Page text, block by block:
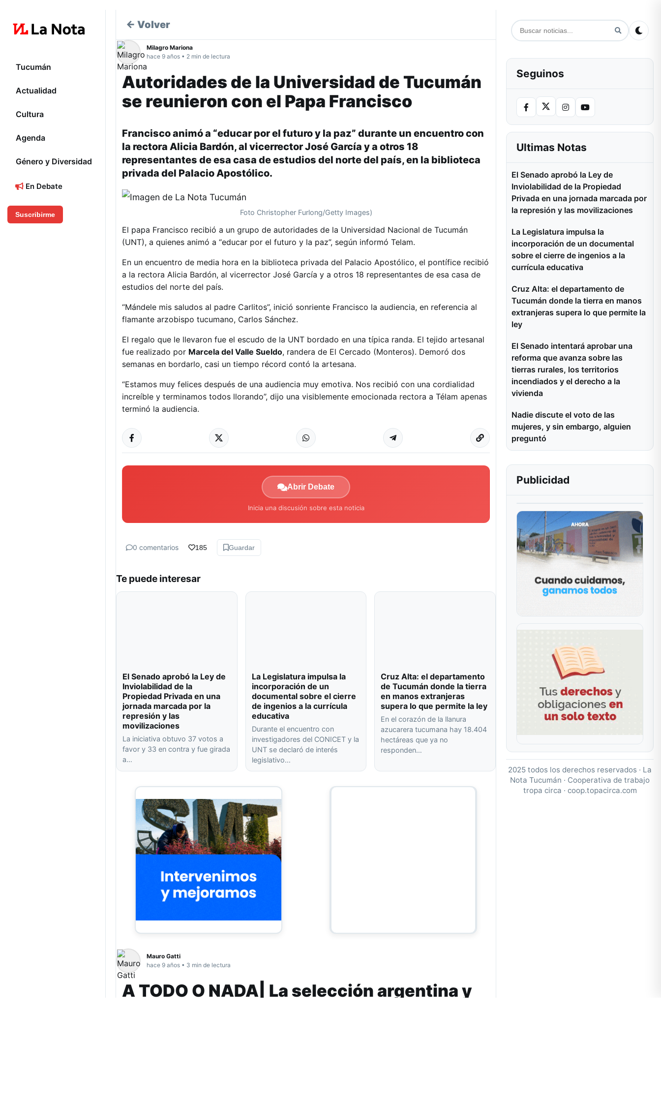
Tucumán
Actualidad
Cultura
Agenda
Género y Diversidad
En Debate
Suscribirme
← Volver
Milagro Mariona
hace 9 años • 2 min de lectura
Autoridades de la Universidad de Tucumán
se reunieron con el Papa Francisco
Francisco animó a “educar por el futuro y la paz” durante un encuentro con
la rectora Alicia Bardón, al vicerrector José García y a otros 18
representantes de esa casa de estudios del norte del país, en la biblioteca
privada del Palacio Apostólico.
Foto Christopher Furlong/Getty Images)
El papa Francisco recibió a un grupo de autoridades de la Universidad Nacional de Tucumán
(UNT), a quienes animó a “educar por el futuro y la paz”, según informó Telam.
En un encuentro de media hora en la biblioteca privada del Palacio Apostólico, el pontífice recibió
a la rectora Alicia Bardón, al vicerrector José García y a otros 18 representantes de esa casa de
estudios del norte del país.
“Mándele mis saludos al padre Carlitos”, inició sonriente Francisco la audiencia, en referencia al
flamante arzobispo tucumano, Carlos Sánchez.
El regalo que le llevaron fue el escudo de la UNT bordado en una típica randa. El tejido artesanal
fue realizado por Marcela del Valle Sueldo, randera de El Cercado (Monteros). Demoró dos
semanas en bordarlo, casi un tiempo récord contó la artesana.
“Estamos muy felices después de una audiencia muy emotiva. Nos recibió con una cordialidad
increíble y terminamos todos llorando”, dijo una visiblemente emocionada rectora a Télam apenas
terminó la audiencia.
Abrir Debate
Inicia una discusión sobre esta noticia
0 comentarios 185 Guardar
Te puede interesar
El Senado aprobó la Ley de
Inviolabilidad de la
Propiedad Privada en una
jornada marcada por la
represión y las
movilizaciones
La iniciativa obtuvo 37 votos a
favor y 33 en contra y fue girada
a…
La Legislatura impulsa la
incorporación de un
documental sobre el cierre
de ingenios a la currícula
educativa
Durante el encuentro con
investigadores del CONICET y la
UNT se declaró de interés
legislativo…
Cruz Alta: el departamento
de Tucumán donde la tierra
en manos extranjeras
supera lo que permite la ley
En el corazón de la llanura
azucarera tucumana hay 18.404
hectáreas que ya no
responden…
Mauro Gatti
hace 9 años • 3 min de lectura
A TODO O NADA| La selección argentina y
Seguinos
Ultimas Notas
El Senado aprobó la Ley de
Inviolabilidad de la Propiedad
Privada en una jornada marcada por
la represión y las movilizaciones
La Legislatura impulsa la
incorporación de un documental
sobre el cierre de ingenios a la
currícula educativa
Cruz Alta: el departamento de
Tucumán donde la tierra en manos
extranjeras supera lo que permite la
ley
El Senado intentará aprobar una
reforma que avanza sobre las
tierras rurales, los territorios
incendiados y el derecho a la
vivienda
Nadie discute el voto de las
mujeres, y sin embargo, alguien
preguntó
Publicidad
2025 todos los derechos reservados · La
Nota Tucumán · Cooperativa de trabajo
tropa circa · coop.topacirca.com